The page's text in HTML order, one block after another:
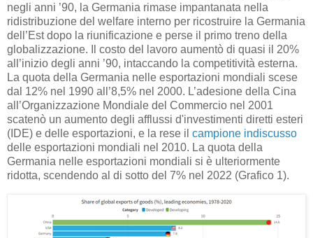
negli anni ’90, la Germania rimase impantanata nella
ridistribuzione del welfare interno per ricostruire la Germania
dell’Est dopo la riunificazione e perse il primo treno della
globalizzazione. Il costo del lavoro aumentò di quasi il 20%
all’inizio degli anni ’90, intaccando la competitività esterna.
La quota della Germania nelle esportazioni mondiali scese
dal 12% nel 1990 all’8,5% nel 2000. L’adesione della Cina
all’Organizzazione Mondiale del Commercio nel 2001
scatenò un aumento degli afflussi d'investimenti diretti esteri
(IDE) e delle esportazioni, e la rese il campione indiscusso
delle esportazioni mondiali nel 2010. La quota della
Germania nelle esportazioni mondiali si è ulteriormente
ridotta, scendendo al di sotto del 7% nel 2022 (Grafico 1).